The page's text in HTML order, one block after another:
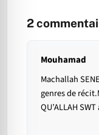
2
Mouhamad
Machallah
genres de
QU’ALLAH